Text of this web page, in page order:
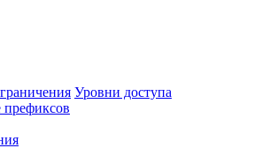
Уровни доступа
префиксов